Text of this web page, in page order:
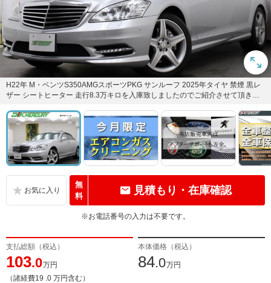
H22年 M・ベンツS350AMGスポーツPKG サンルーフ 2025年タイヤ 禁煙 黒レ
ザー シートヒーター 走行8.3万キロを入庫致しましたのでご紹介させて頂きま
無
料
見積もり・在庫確認
※お電話番号の入力は不要です。
支払総額（税込）
103.0万円
（諸経費19 .0 万円含む）
本体価格（税込）
84.0万円